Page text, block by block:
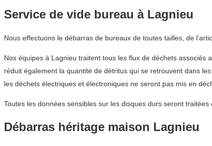
Service de vide bureau à Lagnieu
Nous effectuons le débarras de bureaux de toutes tailles, de
Nos équipes à Lagnieu traitent tous les flux de déchets associés
réduit également la quantité de détritus qui se retrouvent dans
les déchets électriques et électroniques ne seront pas mis en
Toutes les données sensibles sur les disques durs seront
Débarras héritage maison Lagnieu